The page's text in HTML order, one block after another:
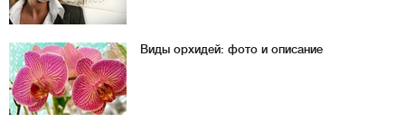
Виды орхидей: фото и описание